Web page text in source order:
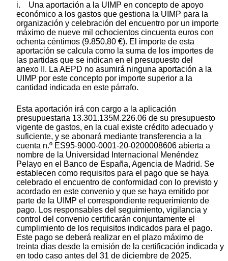
i. Una aportación a la UIMP en concepto de apoyo
económico a los gastos que gestiona la UIMP para la
organización y celebración del encuentro por un importe
máximo de nueve mil ochocientos cincuenta euros con
ochenta céntimos (9.850,80 €). El importe de esta
aportación se calcula como la suma de los importes de
las partidas que se indican en el presupuesto del
anexo II. La AEPD no asumirá ninguna aportación a la
UIMP por este concepto por importe superior a la
cantidad indicada en este párrafo.
Esta aportación irá con cargo a la aplicación
presupuestaria 13.301.135M.226.06 de su presupuesto
vigente de gastos, en la cual existe crédito adecuado y
suficiente, y se abonará mediante transferencia a la
cuenta n.º ES95-9000-0001-20-0200008606 abierta a
nombre de la Universidad Internacional Menéndez
Pelayo en el Banco de España, Agencia de Madrid. Se
establecen como requisitos para el pago que se haya
celebrado el encuentro de conformidad con lo previsto y
acordado en este convenio y que se haya emitido por
parte de la UIMP el correspondiente requerimiento de
pago. Los responsables del seguimiento, vigilancia y
control del convenio certificarán conjuntamente el
cumplimiento de los requisitos indicados para el pago.
Este pago se deberá realizar en el plazo máximo de
treinta días desde la emisión de la certificación indicada y
en todo caso antes del 31 de diciembre de 2025.